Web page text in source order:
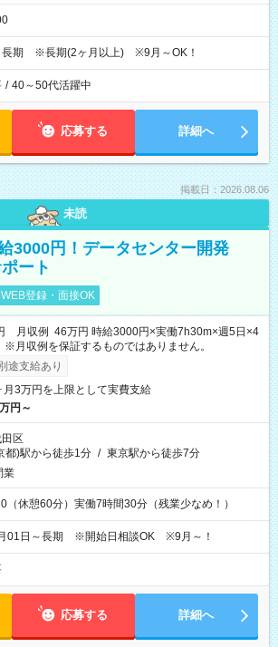
長期 ※長期(2ヶ月以上) ※9月～OK！
/ 40～50代活躍中
応募する 詳細へ
掲載日：2026.08.06
未読
3000円！データセンター開発
ート
WEB登録・面接OK
月収例 46万円 時給3000円×実働7h30m×週5日×4
月収例を保証するものではありません。
途支給あり
月3万円を上限として実費支給
円～
区
都)駅から徒歩1分 / 東京駅から徒歩7分
業
（休憩60分）実働7時間30分（残業少なめ！）
01日～長期 ※開始日相談OK ※9月～！
応募する 詳細へ